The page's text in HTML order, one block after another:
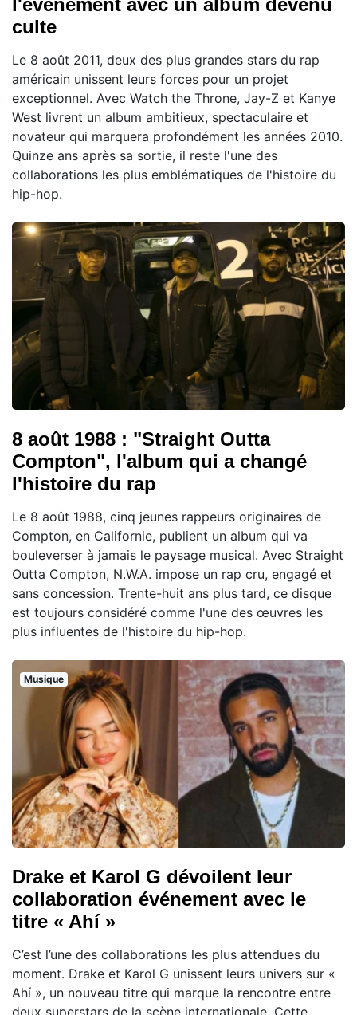
l'événement avec un album devenu
culte
Le 8 août 2011, deux des plus grandes stars du rap
américain unissent leurs forces pour un projet
exceptionnel. Avec Watch the Throne, Jay-Z et Kanye
West livrent un album ambitieux, spectaculaire et
novateur qui marquera profondément les années 2010.
Quinze ans après sa sortie, il reste l'une des
collaborations les plus emblématiques de l'histoire du
hip-hop.
8 août 1988 : "Straight Outta
Compton", l'album qui a changé
l'histoire du rap
Le 8 août 1988, cinq jeunes rappeurs originaires de
Compton, en Californie, publient un album qui va
bouleverser à jamais le paysage musical. Avec Straight
Outta Compton, N.W.A. impose un rap cru, engagé et
sans concession. Trente-huit ans plus tard, ce disque
est toujours considéré comme l'une des œuvres les
plus influentes de l'histoire du hip-hop.
Musique
Drake et Karol G dévoilent leur
collaboration événement avec le
titre « Ahí »
C’est l’une des collaborations les plus attendues du
moment. Drake et Karol G unissent leurs univers sur «
Ahí », un nouveau titre qui marque la rencontre entre